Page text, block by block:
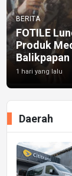
BERITA
FOTILE
Produk
Balikpapan
1 hari yang lalu
Daerah